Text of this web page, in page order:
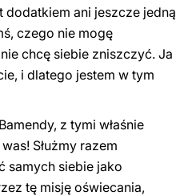
dodatkiem ani jeszcze jedną
czego nie mogę
chcę siebie zniszczyć. Ja
i dlatego jestem w tym
z tymi właśnie
Służmy razem
samych siebie jako
tę misję oświecania,